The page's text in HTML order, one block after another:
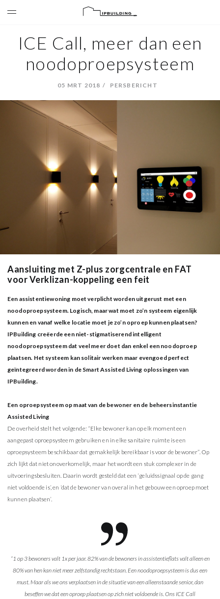
ICE Call, meer dan een
noodoproepsysteem
05 MRT 2018 PERSBERICHT
Aansluiting met Z-plus zorgcentrale en FAT
voor Verklizan-koppeling een feit
Een assistentiewoning moet verplicht worden uitgerust met een
noodoproepsysteem. Logisch, maar wat moet zo’n systeem eigenlijk
kunnen en vanaf welke locatie moet je zo’n oproep kunnen plaatsen?
IPBuilding creëerde een niet-stigmatiserend intelligent
noodoproepsysteem dat veel meer doet dan enkel een noodoproep
plaatsen. Het systeem kan solitair werken maar evengoed perfect
geïntegreerd worden in de Smart Assisted Living oplossingen van
IPBuilding.
Een oproepsysteem op maat van de bewoner en de beheersinstantie
Assisted Living
De overheid stelt het volgende: “Elke bewoner kan op elk moment een
aangepast oproepsysteem gebruiken en in elke sanitaire ruimte is een
oproepsysteem beschikbaar dat gemakkelijk bereikbaar is voor de bewoner”. Op
zich lijkt dat niet onoverkomelijk, maar het wordt een stuk complexer in de
uitvoeringsbesluiten. Daarin wordt gesteld dat een ‘geluidssignaal op de gang
niet voldoende is’, en ‘dat de bewoner van overal in het gebouw een oproep moet
kunnen plaatsen’.
“1 op 3 bewoners valt 1x per jaar. 82% van de bewoners in assistentieflats valt alleen en
80% van hen kan niet meer zelfstandig rechtstaan. Een noodoproepsysteem is dus een
must. Maar als we ons verplaatsen in de situatie van een alleenstaande senior, dan
beseffen we dat een oproep plaatsen op zich niet voldoende is. Ons ICE Call